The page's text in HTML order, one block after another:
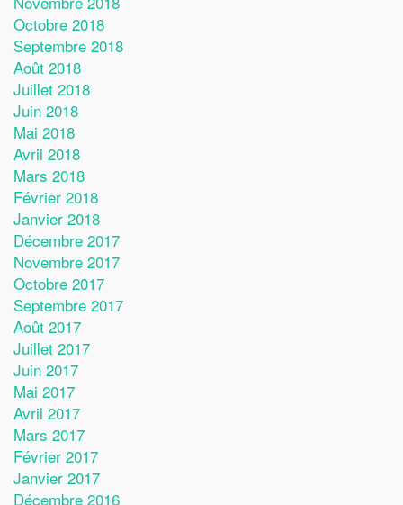
Octobre 2018
Septembre 2018
Août 2018
Juillet 2018
Juin 2018
Mai 2018
Avril 2018
Mars 2018
Février 2018
Janvier 2018
Décembre 2017
Novembre 2017
Octobre 2017
Septembre 2017
Août 2017
Juillet 2017
Juin 2017
Mai 2017
Avril 2017
Mars 2017
Février 2017
Janvier 2017
Décembre 2016